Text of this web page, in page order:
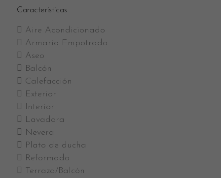
Características
Aire Acondicionado
Armario Empotrado
Aseo
Balcón
Calefacción
Exterior
Interior
Lavadora
Nevera
Plato de ducha
Reformado
Terraza/Balcón